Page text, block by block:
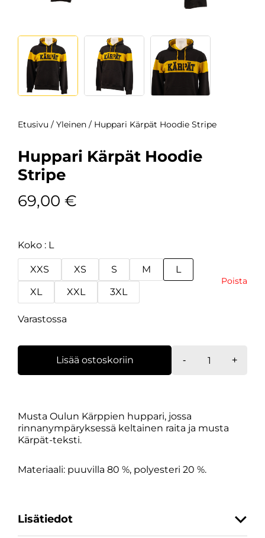
Etusivu / Yleinen / Huppari Kärpät Hoodie Stripe
Huppari Kärpät Hoodie
Stripe
69,00 €
Koko L
XXS XS S M
L
XL
XXL 3XL
Poista
Varastossa
-
Huppari
+
Lisää ostoskoriin
Musta Oulun Kärppien huppari, jossa
rinnanympäryksessä keltainen raita ja musta
Kärpät-teksti.
Materiaali: puuvilla 80 %, polyesteri 20 %.
Lisätiedot